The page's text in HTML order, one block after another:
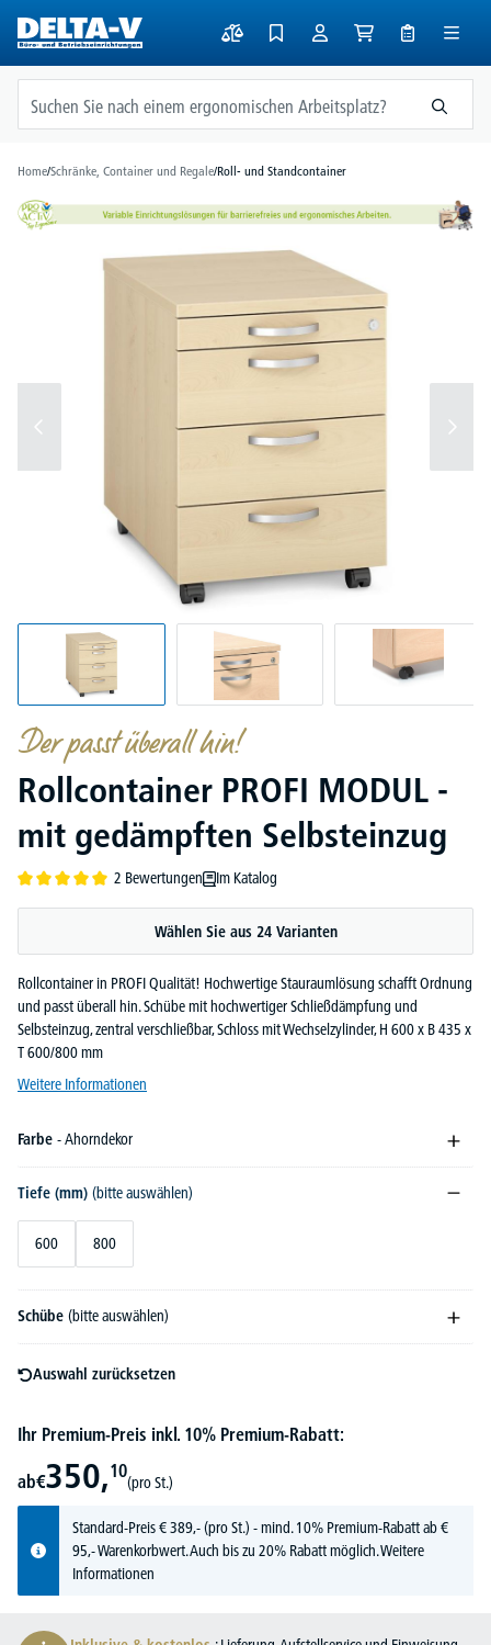
springen
Home/Schränke, Container und Regale/Roll- und Standcontainer
Der passt überall hin!
Rollcontainer PROFI MODUL -
mit gedämpften Selbsteinzug
2 Bewertungen Im Katalog
Wählen Sie aus 24 Varianten
Rollcontainer in PROFI Qualität! Hochwertige Stauraumlösung schafft Ordnung
und passt überall hin. Schübe mit hochwertiger Schließdämpfung und
Selbsteinzug, zentral verschließbar, Schloss mit Wechselzylinder, H 600 x B 435 x
T 600/800 mm
Weitere Informationen
Farbe - Ahorndekor
Tiefe (mm) (bitte auswählen)
600 800
Schübe (bitte auswählen)
Auswahl zurücksetzen
Ihr Premium-Preis inkl. 10% Premium-Rabatt:
ab€350,10
(pro St.)
Standard-Preis€389,-(pro St.) - mind. 10% Premium-Rabatt ab €
95,- Warenkorbwert. Auch bis zu 20% Rabatt möglich.Weitere
Informationen